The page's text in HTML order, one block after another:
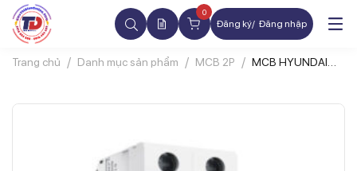
0
Đăng ký Đăng nhập
Trang chủ Danh mục sản phẩm MCB 2P
MCB HYUNDAI